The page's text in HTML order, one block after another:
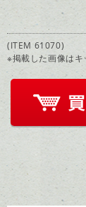
(ITEM 61070)
※掲載した画像はキ